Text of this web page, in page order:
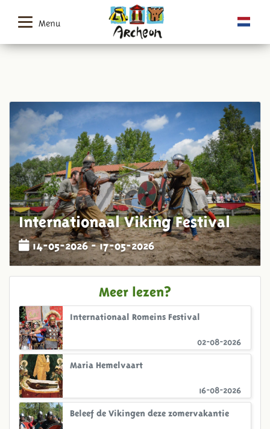
Menu
Internationaal Viking Festival
14-05-2026 - 17-05-2026
Meer lezen?
02-08-2026
Internationaal Romeins Festival
16-08-2026
Maria Hemelvaart
Beleef de Vikingen deze zomervakantie